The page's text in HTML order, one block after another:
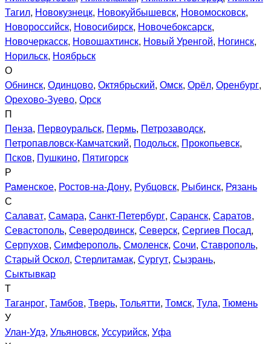
Тагил, Новокузнецк, Новокуйбышевск, Новомосковск,
Новороссийск, Новосибирск, Новочебоксарск,
Новочеркасск, Новошахтинск, Новый Уренгой, Ногинск,
Норильск, Ноябрьск
О
Обнинск, Одинцово, Октябрьский, Омск, Орёл, Оренбург,
Орехово-Зуево, Орск
П
Пенза, Первоуральск, Пермь, Петрозаводск,
Петропавловск-Камчатский, Подольск, Прокопьевск,
Псков, Пушкино, Пятигорск
Р
Раменское, Ростов-на-Дону, Рубцовск, Рыбинск, Рязань
С
Салават, Самара, Санкт-Петербург, Саранск, Саратов,
Севастополь, Северодвинск, Северск, Сергиев Посад,
Серпухов, Симферополь, Смоленск, Сочи, Ставрополь,
Старый Оскол, Стерлитамак, Сургут, Сызрань,
Сыктывкар
Т
Таганрог, Тамбов, Тверь, Тольятти, Томск, Тула, Тюмень
У
Улан-Удэ, Ульяновск, Уссурийск, Уфа